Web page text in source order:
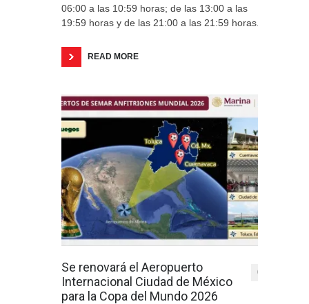
06:00 a las 10:59 horas; de las 13:00 a las
19:59 horas y de las 21:00 a las 21:59 horas.
READ MORE
Se renovará el Aeropuerto
Internacional Ciudad de México
para la Copa del Mundo 2026
0